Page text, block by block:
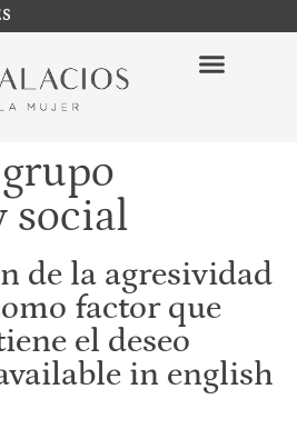
grupo
social
de la agresividad
factor que
el deseo
in english